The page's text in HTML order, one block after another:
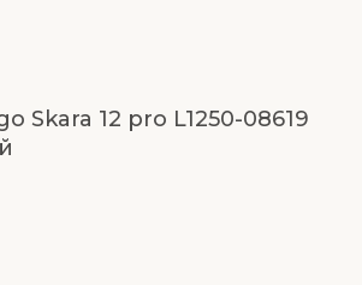
Skara 12 pro L1250-08619